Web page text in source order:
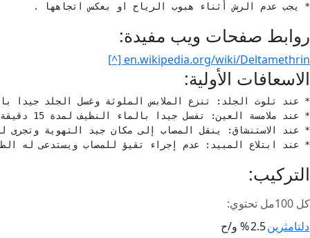
* يجب عدم الرش أثناء هبوب الرياح او بعكس اتجاهها .
روابط صفحات ويب مفيدة:
en.wikipedia.org/wiki/Deltamethrin [^]
الاسعافات الأولية:
* عند ابتلاع المبيد: عدم إجراء تقيؤ للمصاب ويستدعى له
التركيب:
كل 100مل تحتوي:
دلتامثرين2.5% و/ح